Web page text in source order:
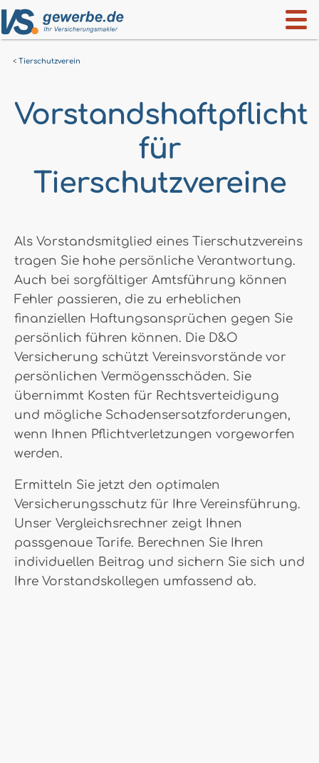
Tierschutzverein
Vorstandshaftpflicht
für
Tierschutzvereine
Als Vorstandsmitglied eines Tierschutzvereins
tragen Sie hohe persönliche Verantwortung.
Auch bei sorgfältiger Amtsführung können
Fehler passieren, die zu erheblichen
finanziellen Haftungsansprüchen gegen Sie
persönlich führen können. Die D&O
Versicherung schützt Vereinsvorstände vor
persönlichen Vermögensschäden. Sie
übernimmt Kosten für Rechtsverteidigung
und mögliche Schadensersatzforderungen,
wenn Ihnen Pflichtverletzungen vorgeworfen
werden.
Ermitteln Sie jetzt den optimalen
Versicherungsschutz für Ihre Vereinsführung.
Unser Vergleichsrechner zeigt Ihnen
passgenaue Tarife. Berechnen Sie Ihren
individuellen Beitrag und sichern Sie sich und
Ihre Vorstandskollegen umfassend ab.